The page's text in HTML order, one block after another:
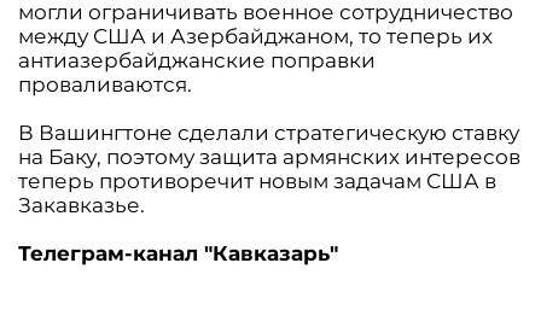
могли ограничивать военное сотрудничество
между США и Азербайджаном, то теперь их
антиазербайджанские поправки
проваливаются.
В Вашингтоне сделали стратегическую ставку
на Баку, поэтому защита армянских интересов
теперь противоречит новым задачам США в
Закавказье.
Телеграм-канал "Кавказарь"